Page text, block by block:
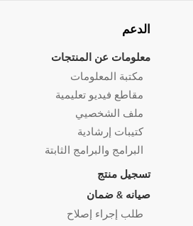
الدعم
معلومات عن المنتجات
مكتبة المعلومات
مقاطع فيديو تعليمية
ملف الشخصيي
كتيبات إرشادية
البرامج والبرامج الثابتة
تسجيل منتج
صيانه & ضمان
طلب إجراء إصلاح